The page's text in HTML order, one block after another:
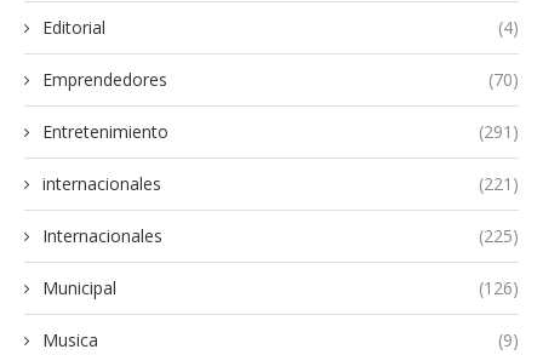
Editorial (4)
Emprendedores (70)
Entretenimiento (291)
internacionales (221)
Internacionales (225)
Municipal (126)
Musica (9)